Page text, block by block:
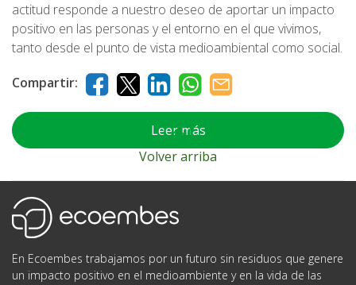
actitud responde a nuestro deseo de aportar un impacto
positivo en las personas y el entorno en el que vivimos,
tanto desde el punto de vista medioambiental como social.
Compartir:
Leer más
Volver arriba
En Ecoembes trabajamos por un futuro sin residuos que genere
un impacto positivo en el medioambiente y en la vida de las